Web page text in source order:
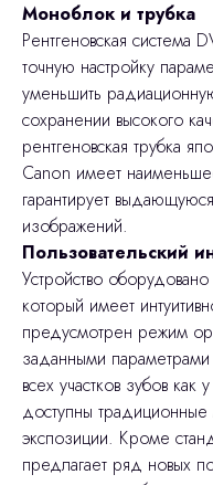
Моноблок и трубка
Рентгеновская система
точную настройку
уменьшить
сохранении высокого
рентгеновская трубка
Canon имеет
гарантирует
изображений.
Пользовательский
Устройство
который имеет
предусмотрен режим
заданными
всех участков зубов
доступны
экспозиции. Кроме
предлагает ряд новых